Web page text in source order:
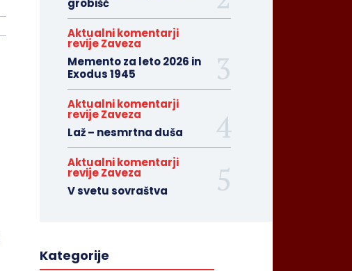
grobišč
Aktualni komentarji
revije Zaveza
Memento za leto 2026 in
Exodus 1945
Aktualni komentarji
revije Zaveza
Laž – nesmrtna duša
Aktualni komentarji
revije Zaveza
V svetu sovraštva
Kategorije